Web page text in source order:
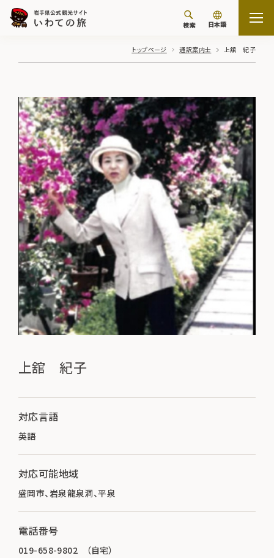
検索 日本語
トップページ 通訳案内士 上舘 紀子
上舘 紀子
対応言語
英語
対応可能地域
盛岡市、岩泉龍泉洞、平泉
電話番号
019-658-9802 （自宅）